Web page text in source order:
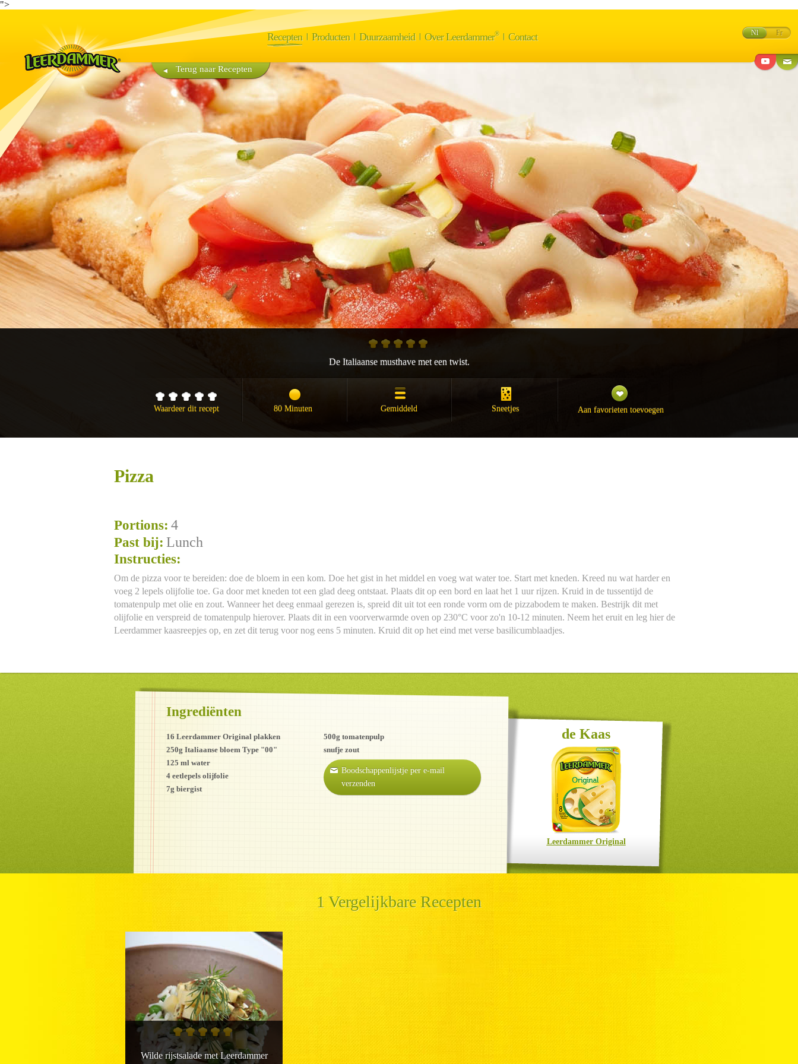
">
Recepten Producten Duurzaamheid Over Leerdammer® Contact Nl Fr
Terug naar Recepten
De Italiaanse musthave met een twist.
Waardeer dit recept 80 Minuten Gemiddeld Sneetjes Aan favorieten toevoegen
Pizza
Portions: 4
Past bij: Lunch
Instructies:
Om de pizza voor te bereiden: doe de bloem in een kom. Doe het gist in het middel en voeg wat water toe. Start met kneden. Kreed nu wat harder en
voeg 2 lepels olijfolie toe. Ga door met kneden tot een glad deeg ontstaat. Plaats dit op een bord en laat het 1 uur rijzen. Kruid in de tussentijd de
tomatenpulp met olie en zout. Wanneer het deeg enmaal gerezen is, spreid dit uit tot een ronde vorm om de pizzabodem te maken. Bestrijk dit met
olijfolie en verspreid de tomatenpulp hierover. Plaats dit in een voorverwarmde oven op 230°C voor zo'n 10-12 minuten. Neem het eruit en leg hier de
Leerdammer kaasreepjes op, en zet dit terug voor nog eens 5 minuten. Kruid dit op het eind met verse basilicumblaadjes.
Ingrediënten
16 Leerdammer Original plakken
250g Italiaanse bloem Type "00"
125 ml water
4 eetlepels olijfolie
7g biergist
500g tomatenpulp
snufje zout
Boodschappenlijstje per e-mail
verzenden
de Kaas
Leerdammer Original
1 Vergelijkbare Recepten
Wilde rijstsalade met Leerdammer